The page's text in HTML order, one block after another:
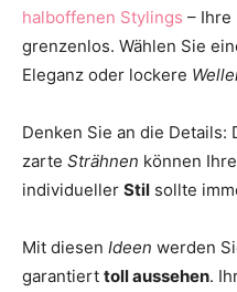
halboffenen Stylings – Ihre
grenzenlos. Wählen Sie
Eleganz oder lockere
Denken Sie an die Details:
zarte Strähnen können
individueller Stil sollte
Mit diesen Ideen werden
garantiert toll aussehen.